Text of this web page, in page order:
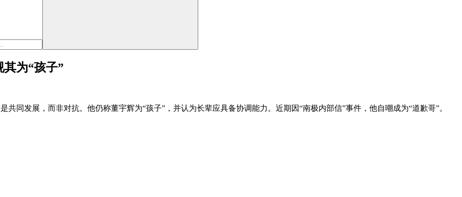
为“孩子”
同发展，而非对抗。他仍称董宇辉为“孩子”，并认为长辈应具备协调能力。近期因“南极内部信”事件，他自嘲成为“道歉哥”。